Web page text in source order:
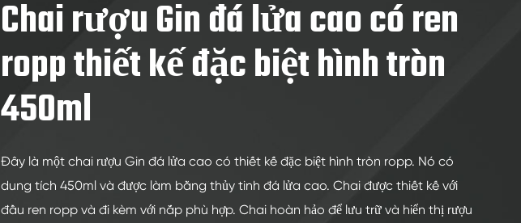
Chai rượu Gin đá lửa cao có ren
ropp thiết kế đặc biệt hình tròn
450ml
Đây là một chai rượu Gin đá lửa cao có thiết kế đặc biệt hình tròn ropp. Nó có
dung tích 450ml và được làm bằng thủy tinh đá lửa cao. Chai được thiết kế với
đầu ren ropp và đi kèm với nắp phù hợp. Chai hoàn hảo để lưu trữ và hiển thị rượu